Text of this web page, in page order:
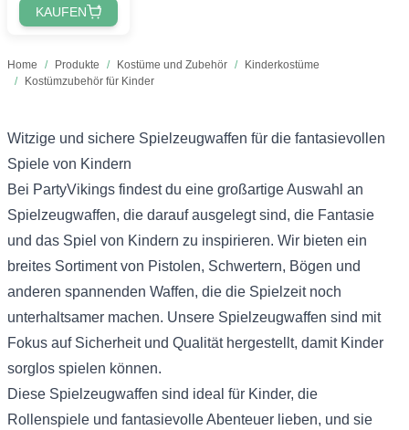
Home / Produkte / Kostüme und Zubehör /
Kinderkostüme
/
Kostümzubehör für Kinder
KAUFEN
Witzige und sichere Spielzeugwaffen für die fantasievollen
Spiele von Kindern
Bei PartyVikings findest du eine großartige Auswahl an
Spielzeugwaffen, die darauf ausgelegt sind, die Fantasie
und das Spiel von Kindern zu inspirieren. Wir bieten ein
breites Sortiment von Pistolen, Schwertern, Bögen und
anderen spannenden Waffen, die die Spielzeit noch
unterhaltsamer machen. Unsere Spielzeugwaffen sind mit
Fokus auf Sicherheit und Qualität hergestellt, damit Kinder
sorglos spielen können.
Diese Spielzeugwaffen sind ideal für Kinder, die
Rollenspiele und fantasievolle Abenteuer lieben, und sie